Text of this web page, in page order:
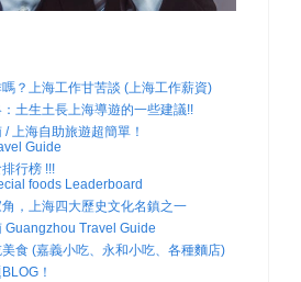
？上海工作甘苦談 (上海工作薪資)
土生土長上海導遊的一些建議!!
上海自助旅遊超簡單！
Guide
行榜 !!!
foods Leaderboard
，上海四大歷史文化名鎮之一
Guangzhou Travel Guide
食 (嘉義小吃、永和小吃、各種麵店)
！